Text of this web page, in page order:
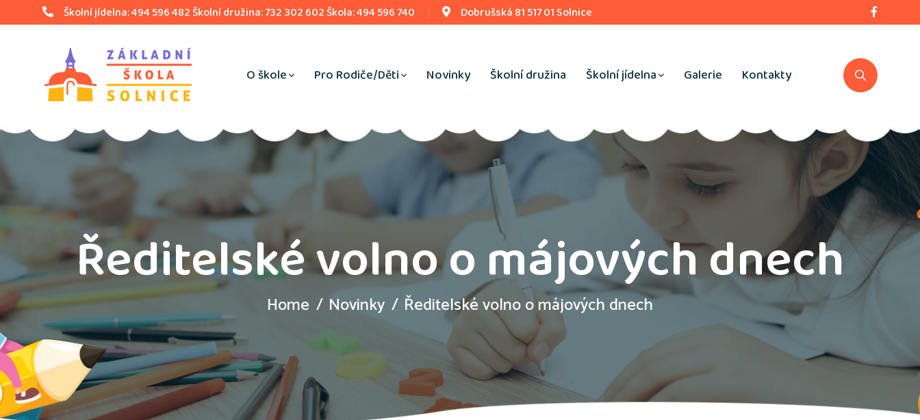
Školní jídelna: 494 596 482 Školní družina: 732 302 602 Škola: 494 596 740 Dobrušská 81 517 01 Solnice
O škole Pro Rodiče/Děti Novinky Školní družina Školní jídelna Galerie Kontakty
Ředitelské volno o májových dnech
Home Novinky Ředitelské volno o májových dnech